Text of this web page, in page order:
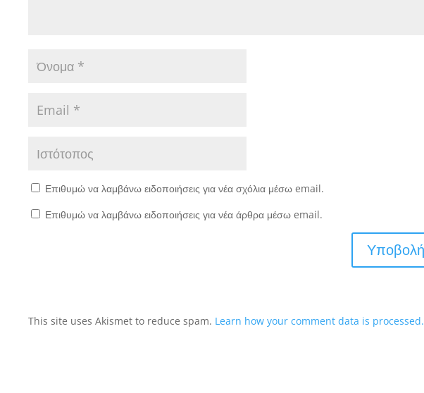
Επιθυμώ να λαμβάνω ειδοποιήσεις για νέα σχόλια μέσω email.
Επιθυμώ να λαμβάνω ειδοποιήσεις για νέα άρθρα μέσω email.
This site uses Akismet to reduce spam. Learn how your comment data is processed.